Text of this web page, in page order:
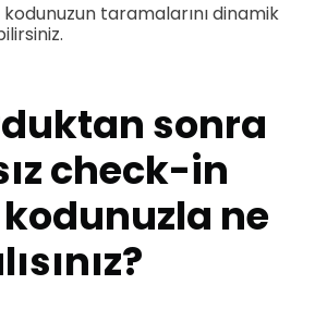
taramalarını dinamik
sonra
check-in
kodunuzla ne